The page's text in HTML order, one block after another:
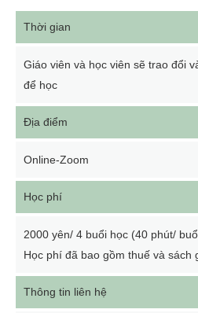
Thời gian
Giáo viên và học viên sẽ trao đổi
để học
Địa điểm
Online-Zoom
Học phí
2000 yên/ 4 buổi học (40 phút/
Học phí đã bao gồm thuế và sách
Thông tin liên hệ